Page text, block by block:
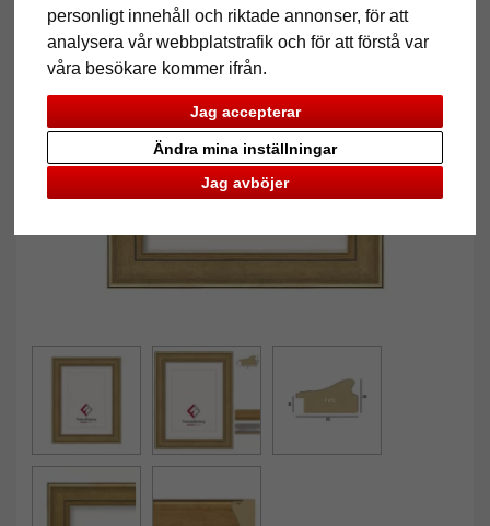
personligt innehåll och riktade annonser, för att
analysera vår webbplatstrafik och för att förstå var
våra besökare kommer ifrån.
Jag accepterar
Jag avböjer
Ändra mina inställningar
Tillbaka